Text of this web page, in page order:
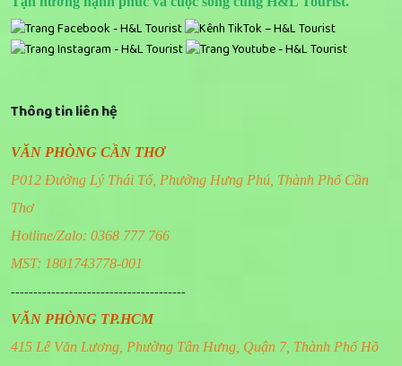
Thông tin liên hệ
VĂN PHÒNG CẦN THƠ
P012 Đường Lý Thái Tổ, Phường Hưng Phú, Thành Phố Cần
Thơ
Hotline/Zalo: 0368 777 766
MST: 1801743778-001
---------------------------------------
VĂN PHÒNG TP.HCM
415 Lê Văn Lương, Phường Tân Hưng, Quận 7, Thành Phố Hồ